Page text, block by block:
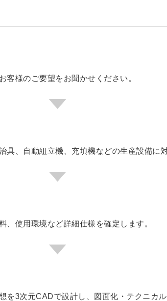
客様のご要望をお聞かせください。
具、自動組立機、充填機などの生産設備に
、使用環境など詳細仕様を確定します。
を3次元CADで設計し、図面化・テクニカ